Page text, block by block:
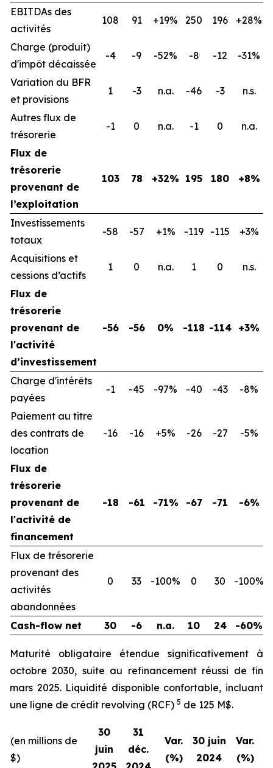
EBITDAs des
activités
108 91 +19% 250 196 +28%
Charge (produit)
d'impôt décaissée
-4 -9 -52% -8 -12 -31%
Variation du BFR
et provisions
1 -3 n.a. -46 -3 n.s.
Autres flux de
trésorerie
-1 0 n.a. -1 0 n.a.
Flux de
trésorerie
provenant de
l’exploitation
103 78 +32% 195 180 +8%
Investissements
totaux
-58 -57 +1% -119 -115 +3%
Acquisitions et
cessions d’actifs
1 0 n.a. 1 0 n.s.
Flux de
trésorerie
provenant de
l'activité
d’investissement
-56 -56 0% -118 -114 +3%
Charge d'intérêts
payées
-1 -45 -97% -40 -43 -8%
Paiement au titre
des contrats de
location
-16 -16 +5% -26 -27 -5%
Flux de
trésorerie
provenant de
l'activité de
financement
-18 -61 -71% -67 -71 -6%
Flux de trésorerie
provenant des
activités
abandonnées
0 33 -100% 0 30 -100%
Cash-flow net 30 -6 n.a. 10 24 -60%
Maturité obligataire étendue significativement à
octobre 2030, suite au refinancement réussi de fin
mars 2025. Liquidité disponible confortable, incluant
une ligne de crédit revolving (RCF) 5 de 125 M$.
(en millions de
$)
30
juin
31
déc.
Var.
(%)
30 juin
2024
Var.
(%)